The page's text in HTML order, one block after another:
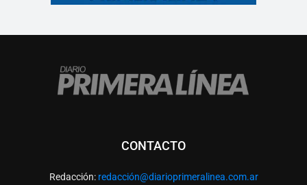
CONTACTO
Redacción: redacción@diarioprimeralinea.com.ar